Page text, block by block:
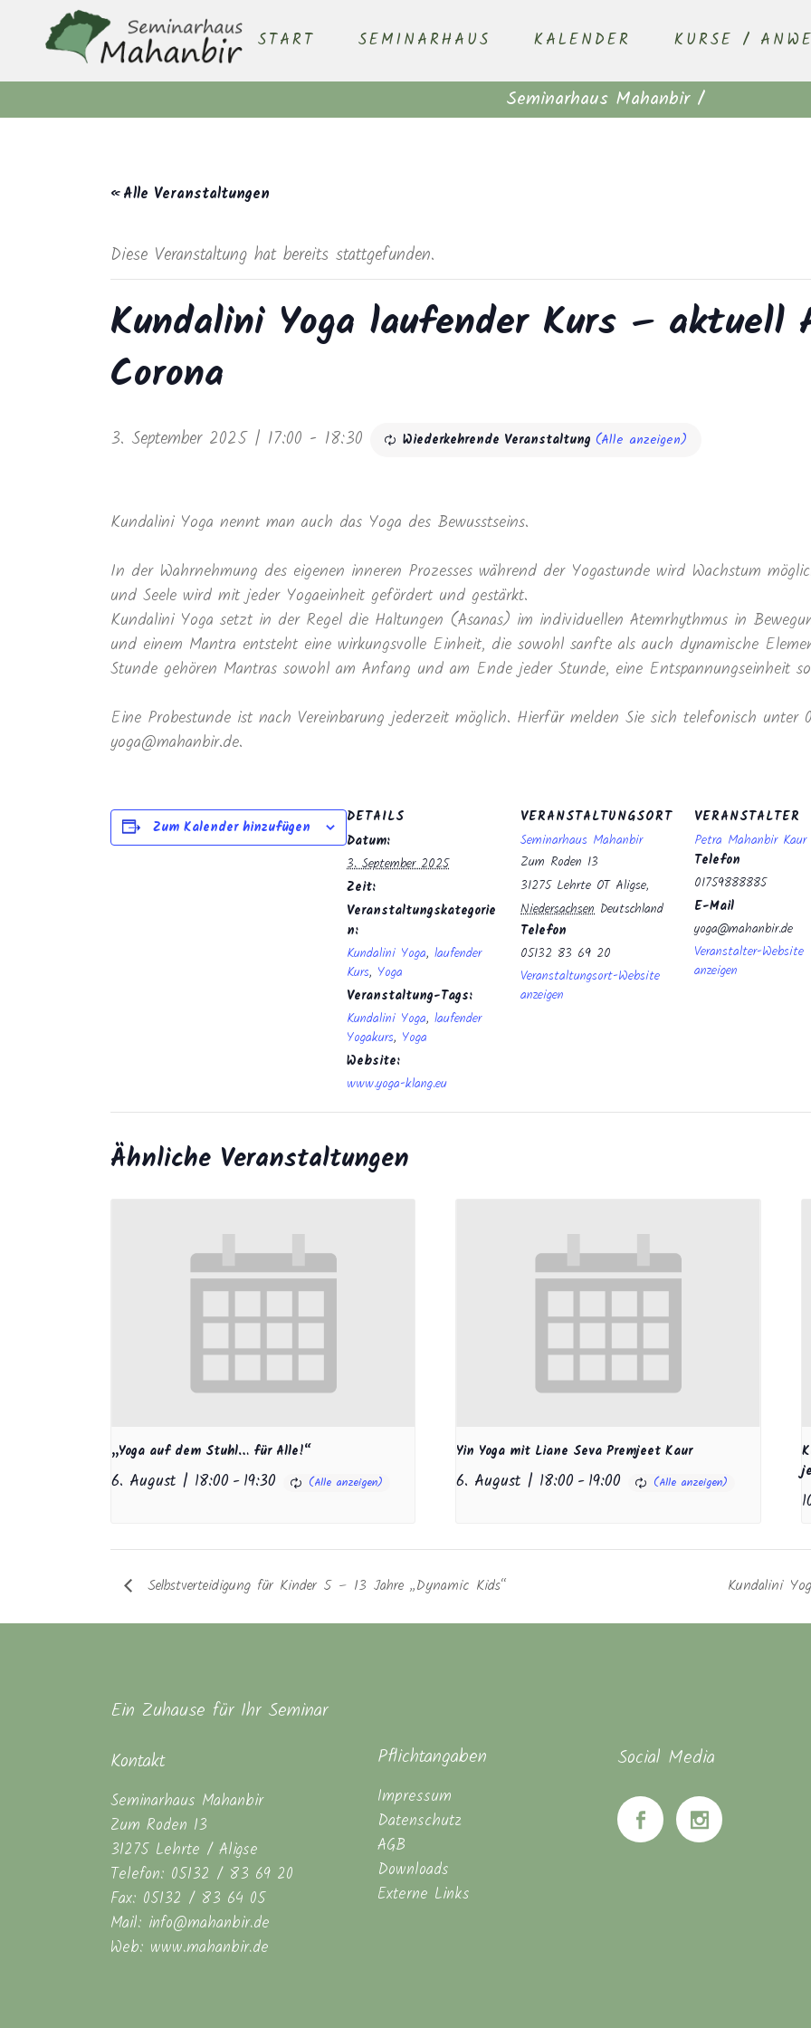
START SEMINARHAUS KALENDER KURSE /
Seminarhaus Mahanbir/
« Alle Veranstaltungen
Diese Veranstaltung hat bereits stattgefunden.
Kundalini Yoga laufender Kurs – aktuell
Corona
3. September 2025 | 17:00 - 18:30 Wiederkehrende Veranstaltung (Alle anzeigen)
Kundalini Yoga nennt man auch das Yoga des Bewusstseins.
In der Wahrnehmung des eigenen inneren Prozesses während der Yogastunde wird Wachstum
und Seele wird mit jeder Yogaeinheit gefördert und gestärkt.
Kundalini Yoga setzt in der Regel die Haltungen (Asanas) im individuellen Atemrhythmus in
und einem Mantra entsteht eine wirkungsvolle Einheit, die sowohl sanfte als auch dynamische
Stunde gehören Mantras sowohl am Anfang und am Ende jeder Stunde, eine Entspannungseinheit
Eine Probestunde ist nach Vereinbarung jederzeit möglich. Hierfür melden Sie sich telefonisch
yoga@mahanbir.de.
Zum Kalender hinzufügen
DETAILS
Datum:
3. September 2025
Zeit:
Veranstaltungskategorie
n:
Kundalini Yoga, laufender
Kurs, Yoga
Veranstaltung-Tags:
Kundalini Yoga, laufender
Yogakurs, Yoga
Website:
www.yoga-klang.eu
VERANSTALTUNGSORT
Seminarhaus Mahanbir
Zum Roden 13
31275 Lehrte OT Aligse,
Niedersachsen Deutschland
Telefon
05132 83 69 20
Veranstaltungsort-Website
anzeigen
VERANSTALTER
Petra Mahanbir Kaur
Telefon
01759888885
E-Mail
yoga@mahanbir.de
Veranstalter-Website
anzeigen
Ähnliche Veranstaltungen
„Yoga auf dem Stuhl… für Alle!“
6. August | 18:00 -19:30
Yin Yoga mit Liane Seva Premjeet Kaur
6. August | 18:00 -19:00
Selbstverteidigung für Kinder 5 – 13 Jahre „Dynamic Kids“ Kundalini
Ein Zuhause für Ihr Seminar
Kontakt
Seminarhaus Mahanbir
Zum Roden 13
31275 Lehrte / Aligse
Telefon: 05132 / 83 69 20
Fax: 05132 / 83 64 05
Mail: info@mahanbir.de
Web: www.mahanbir.de
Pflichtangaben
Impressum
Datenschutz
AGB
Downloads
Externe Links
Social Media